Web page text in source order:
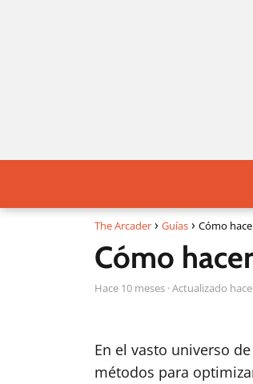
The Arcader Guías Cómo
Cómo
hace 10 meses · Actualizado
En el vasto universo
métodos para